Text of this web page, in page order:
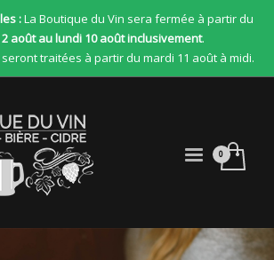
:La Boutique du Vin sera fermée à partir du
août au lundi 10 août inclusivement.
traitées à partir du mardi 11 août à midi.